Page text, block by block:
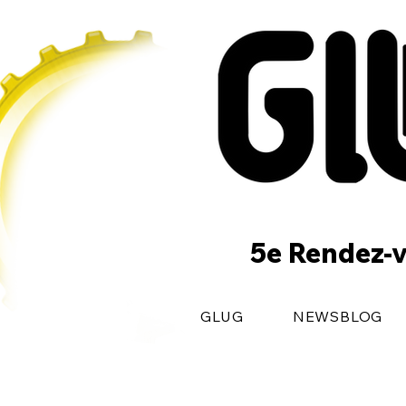
5e
GLUG NEWSBLOG